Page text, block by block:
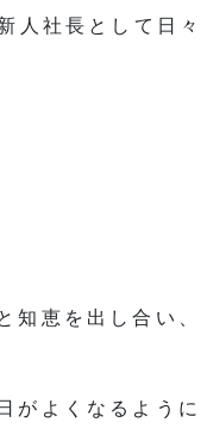
人社長として日々
知恵を出し合い、
がよくなるように